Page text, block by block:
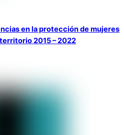
en la protección de mujeres
2015 – 2022